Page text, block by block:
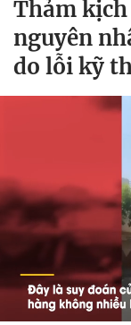
Thảm
nguyên
do lỗi kỹ